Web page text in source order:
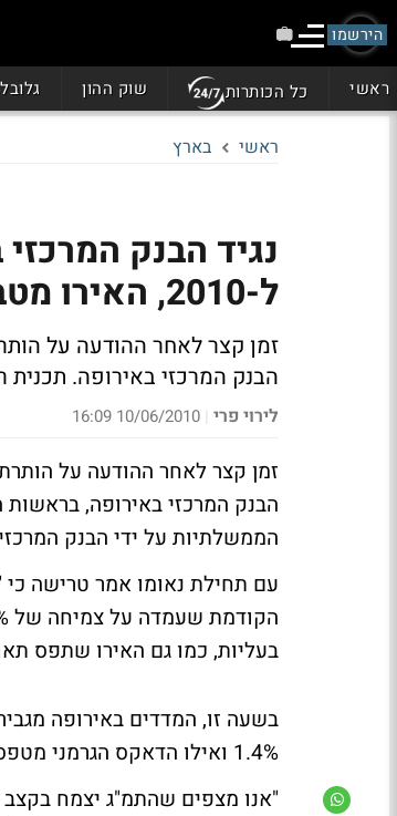
הירשמו
ראשי כל הכותרות שוק ההון גלובל
ראשי בארץ
נגיד הבנק
ל-2010, האירו מטבע חזק"
זמן קצר לאחר ההודעה על
הבנק המרכזי באירופה.
לירוי פרי |
10/06/2010 16:09
זמן קצר לאחר ההודעה על
הבנק המרכזי באירופה, בראשות
הממשלתיות על ידי הבנק
בעליות, כמו גם האירו שתפס
1.4% ואילו הדאקס הגרמני מטפס ב-1%.
"אנו מצפים שהתמ"ג יצמח